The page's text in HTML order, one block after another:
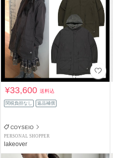
¥33,600送料込
関税負担なし 返品補償
COYSEIO
PERSONAL SHOPPER
lakeover